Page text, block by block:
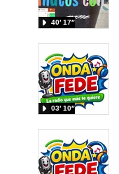
40′ 17″
03′ 10″